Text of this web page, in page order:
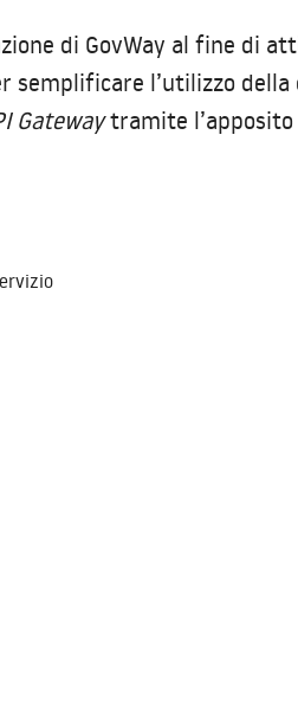
di GovWay al fine di
l’utilizzo della
Gatewaytramite l’apposito